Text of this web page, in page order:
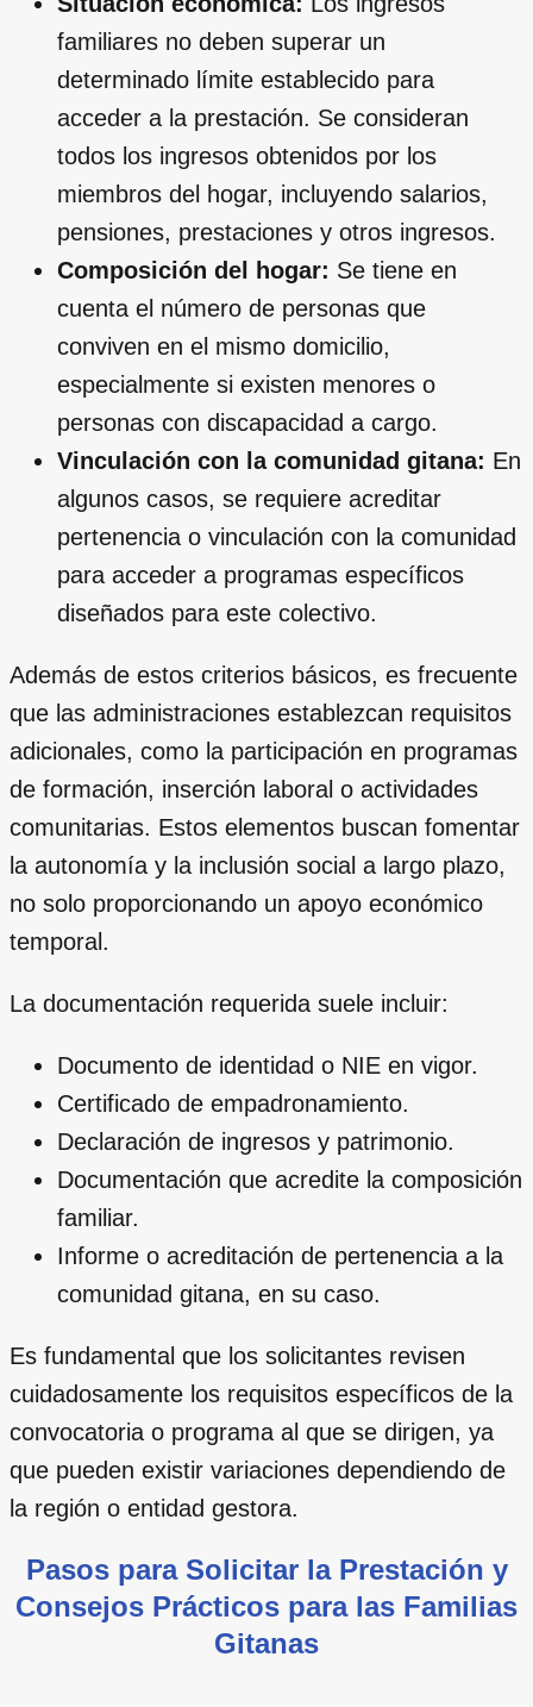
familiares no deben superar un
determinado límite establecido para
acceder a la prestación. Se consideran
todos los ingresos obtenidos por los
miembros del hogar, incluyendo salarios,
pensiones, prestaciones y otros ingresos.
Composición del hogar: Se tiene en
cuenta el número de personas que
conviven en el mismo domicilio,
especialmente si existen menores o
personas con discapacidad a cargo.
Vinculación con la comunidad gitana: En
algunos casos, se requiere acreditar
pertenencia o vinculación con la comunidad
para acceder a programas específicos
diseñados para este colectivo.
Además de estos criterios básicos, es frecuente
que las administraciones establezcan requisitos
adicionales, como la participación en programas
de formación, inserción laboral o actividades
comunitarias. Estos elementos buscan fomentar
la autonomía y la inclusión social a largo plazo,
no solo proporcionando un apoyo económico
temporal.
La documentación requerida suele incluir:
Documento de identidad o NIE en vigor.
Certificado de empadronamiento.
Declaración de ingresos y patrimonio.
Documentación que acredite la composición
familiar.
Informe o acreditación de pertenencia a la
comunidad gitana, en su caso.
Es fundamental que los solicitantes revisen
cuidadosamente los requisitos específicos de la
convocatoria o programa al que se dirigen, ya
que pueden existir variaciones dependiendo de
la región o entidad gestora.
Pasos para Solicitar la Prestación y
Consejos Prácticos para las Familias
Gitanas